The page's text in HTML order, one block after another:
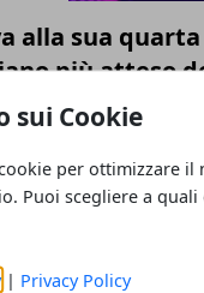
sui Cookie
per ottimizzare il
Puoi scegliere a
| Privacy Policy
alla sua
più atteso